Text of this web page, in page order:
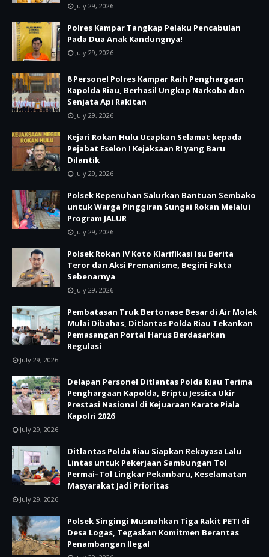
July 29, 2026
Polres Kampar Tangkap Pelaku Pencabulan
Pada Dua Anak Kandungnya!
July 29, 2026
8 Personel Polres Kampar Raih Penghargaan
Kapolda Riau, Berhasil Ungkap Narkoba dan
Senjata Api Rakitan
July 29, 2026
Kejari Rokan Hulu Ucapkan Selamat kepada
Pejabat Eselon I Kejaksaan RI yang Baru
Dilantik
July 29, 2026
Polsek Kepenuhan Salurkan Bantuan Sembako
untuk Warga Pinggiran Sungai Rokan Melalui
Program JALUR
July 29, 2026
Polsek Rokan IV Koto Klarifikasi Isu Berita
Teror dan Aksi Premanisme, Begini Fakta
Sebenarnya
July 29, 2026
Pembatasan Truk Bertonase Besar di Air Molek
Mulai Dibahas, Ditlantas Polda Riau Tekankan
Pemasangan Portal Harus Berdasarkan
Regulasi
July 29, 2026
Delapan Personel Ditlantas Polda Riau Terima
Penghargaan Kapolda, Briptu Jessica Ukir
Prestasi Nasional di Kejuaraan Karate Piala
Kapolri 2026
July 29, 2026
Ditlantas Polda Riau Siapkan Rekayasa Lalu
Lintas untuk Pekerjaan Sambungan Tol
Permai–Tol Lingkar Pekanbaru, Keselamatan
Masyarakat Jadi Prioritas
July 29, 2026
Polsek Singingi Musnahkan Tiga Rakit PETI di
Desa Logas, Tegaskan Komitmen Berantas
Penambangan Ilegal